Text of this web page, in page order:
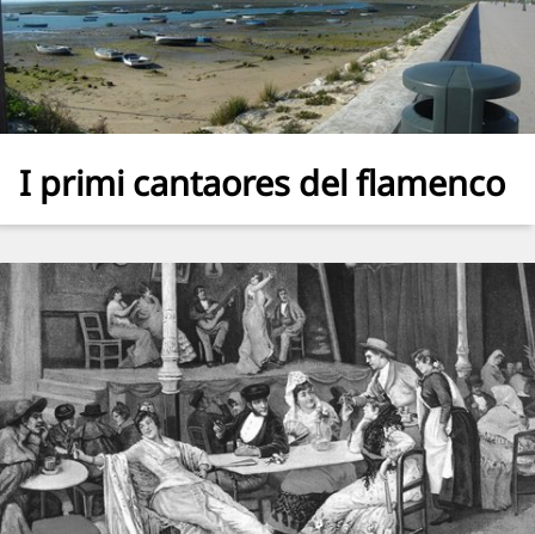
I primi cantaores del flamenco